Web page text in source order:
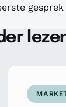
gesprek